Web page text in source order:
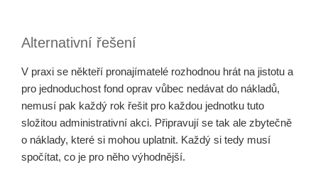
Alternativní řešení
V praxi se někteří pronajímatelé rozhodnou hrát na jistotu a
pro jednoduchost fond oprav vůbec nedávat do nákladů,
nemusí pak každý rok řešit pro každou jednotku tuto
složitou administrativní akci. Připravují se tak ale zbytečně
o náklady, které si mohou uplatnit. Každý si tedy musí
spočítat, co je pro něho výhodnější.